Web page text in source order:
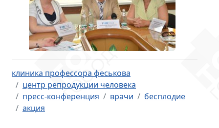
клиника профессора феськова
центр репродукции человека
пресс-конференция
врачи
бесплодие
акция